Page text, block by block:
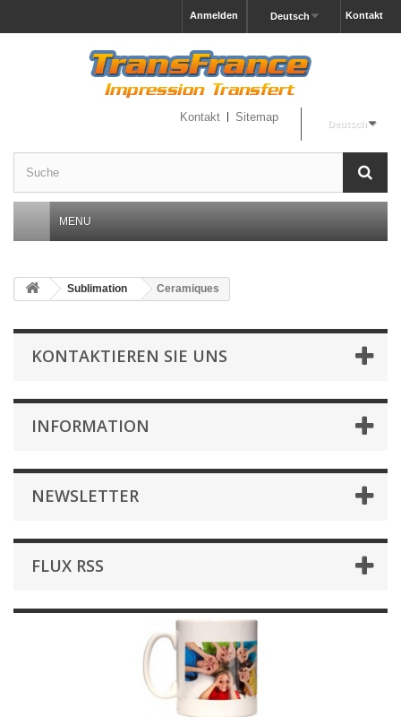
Kontakt
Deutsch
Anmelden
Deutsch
Kontakt Sitemap
MENU
Sublimation Ceramiques
KONTAKTIEREN SIE UNS
INFORMATION
NEWSLETTER
FLUX RSS